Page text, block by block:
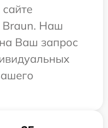
Braun. Наш
Ваш запрос